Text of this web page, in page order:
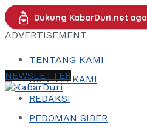
Dukung KabarDuri.net
ADVERTISEMENT
TENTANG KAMI
KONTAK KAMI
REDAKSI
PEDOMAN SIBER
NEWSLETTER